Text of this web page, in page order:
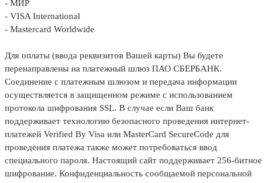
- МИР
- VISA International
- Mastercard Worldwide
Для оплаты (ввода реквизитов Вашей карты) Вы будете
перенаправлены на платежный шлюз ПАО СБЕРБАНК.
Соединение с платежным шлюзом и передача информации
осуществляется в защищенном режиме с использованием
протокола шифрования SSL. В случае если Ваш банк
поддерживает технологию безопасного проведения интернет-
платежей Verified By Visa или MasterCard SecureCode для
проведения платежа также может потребоваться ввод
специального пароля. Настоящий сайт поддерживает 256-битное
шифрование. Конфиденциальность сообщаемой персональной